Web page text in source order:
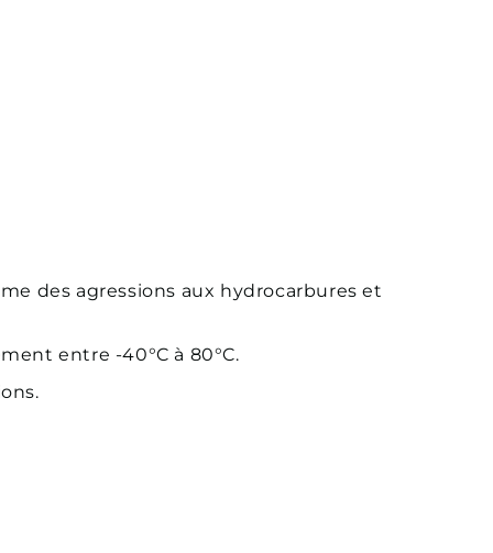
des agressions aux hydrocarbures et
entre -40°C à 80°C.